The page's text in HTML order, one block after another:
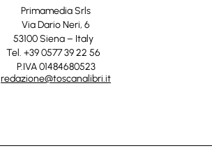
Primamedia Srls
Via Dario Neri, 6
53100 Siena – Italy
Tel. +39 0577 39 22 56
P.IVA 01484680523
redazione@toscanalibri.it